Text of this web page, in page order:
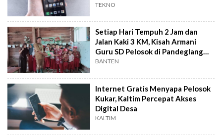
TEKNO
Setiap Hari Tempuh 2 Jam dan
Jalan Kaki 3 KM, Kisah Armani
Guru SD Pelosok di Pandeglang
Banten
BANTEN
Internet Gratis Menyapa Pelosok
Kukar, Kaltim Percepat Akses
Digital Desa
KALTIM